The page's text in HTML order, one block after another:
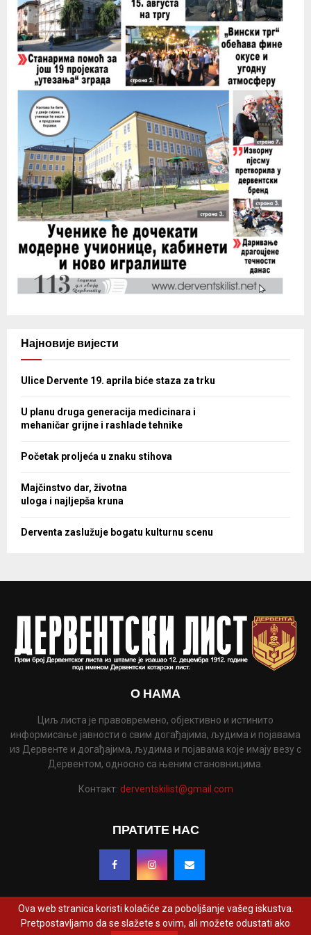
Најновије вијести
Ulice Dervente 19. aprila biće staza za trku
U planu druga generacija medicinara i
mehaničar grijne i rashlade tehnike
Početak proljeća u znaku stihova
Majčinstvo dar, životna
uloga i najljepša kruna
Derventa zaslužuje bogatu kulturnu scenu
О НАМА
Циљ листа је правовремено, објективно и истинито
информисање јавности о свим догађајима, људима и појавама
из Дервенте и догађајима, људима и појавама које имају везу с
Дервентом, односно са њеним становницима.
Контакт: derventskilist@gmail.com
ПРАТИТЕ НАС
@2022 - www.derventskilist.net. Сва права задржана. Дизајнирао и развио
Ova web stranica koristi kolačiće za poboljšanje vašeg iskustva.
Pretpostavljamo da se slažete s ovim, ali možete odustati ako